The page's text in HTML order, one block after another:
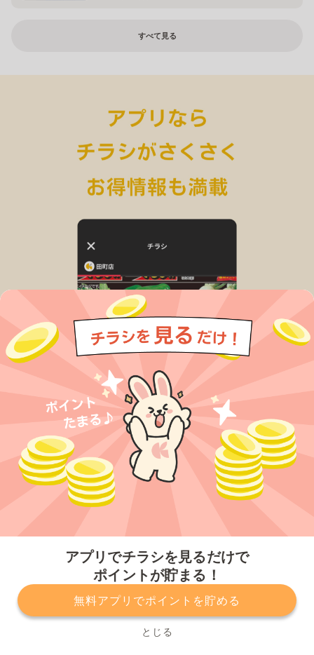
アプリでチラシを見るだけで
ポイントが貯まる！
無料アプリでポイントを貯める
とじる
すべて見る
プライバシーポリシー 利用規約
運営会社
サービスに関してのお問い合わせ